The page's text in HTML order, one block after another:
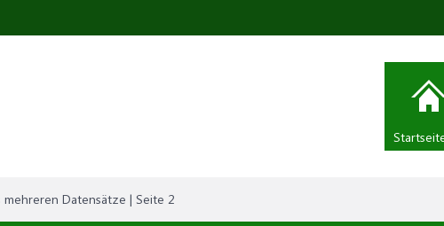
mehreren Datensätze | Seite 2